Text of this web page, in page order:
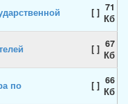
[ ] 71
Кб
[ ] 67
Кб
по
[ ] 66
Кб